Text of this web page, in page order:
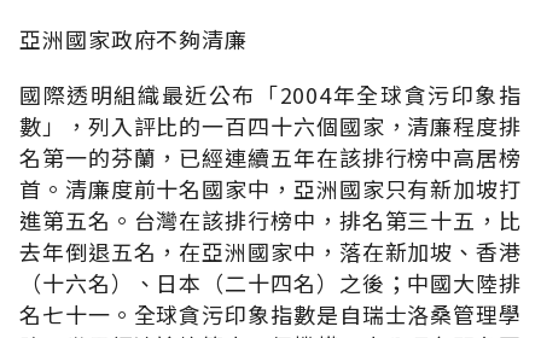
亞洲國家政府不夠清廉
國際透明組織最近公布「2004年全球貪污印象指
數」，列入評比的一百四十六個國家，清廉程度排
名第一的芬蘭，已經連續五年在該排行榜中高居榜
首。清廉度前十名國家中，亞洲國家只有新加坡打
進第五名。台灣在該排行榜中，排名第三十五，比
去年倒退五名，在亞洲國家中，落在新加坡、香港
（十六名）、日本（二十四名）之後；中國大陸排
名七十一。全球貪污印象指數是自瑞士洛桑管理學